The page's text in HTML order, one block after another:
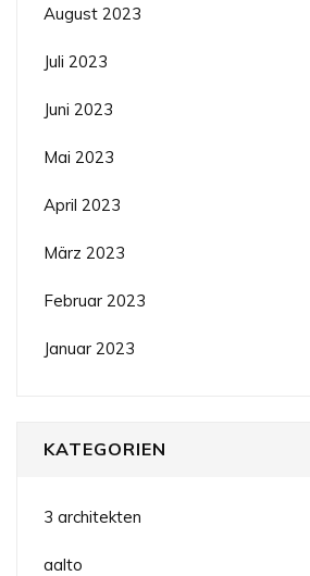
August 2023
Juli 2023
Juni 2023
Mai 2023
April 2023
März 2023
Februar 2023
Januar 2023
KATEGORIEN
3 architekten
aalto